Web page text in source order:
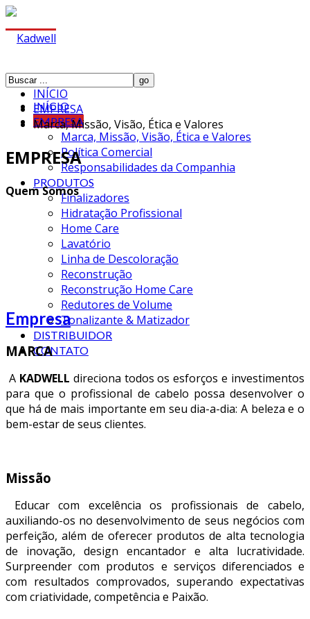
INÍCIO
EMPRESA
Marca, Missão, Visão, Ética e Valores
Política Comercial
Responsabilidades da Companhia
PRODUTOS
Finalizadores
Hidratação Profissional
Home Care
Lavatório
Linha de Descoloração
Reconstrução
Reconstrução Home Care
Redutores de Volume
Tonalizante & Matizador
DISTRIBUIDOR
CONTATO
INÍCIO
EMPRESA
Marca, Missão, Visão, Ética e Valores
EMPRESA
Quem Somos
Empresa
MARCA
A KADWELL direciona todos os esforços e investimentos
para que o profissional de cabelo possa desenvolver o
que há de mais importante em seu dia-a-dia: A beleza e o
bem-estar de seus clientes.
Missão
Educar com excelência os profissionais de cabelo,
auxiliando-os no desenvolvimento de seus negócios com
perfeição, além de oferecer produtos de alta tecnologia
de inovação, design encantador e alta lucratividade.
Surpreender com produtos e serviços diferenciados e
com resultados comprovados, superando expectativas
com criatividade, competência e Paixão.